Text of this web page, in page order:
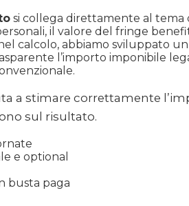
si collega direttamente al tema
il valore del fringe
calcolo, abbiamo sviluppato un
l’importo imponibile
a stimare correttamente
sul risultato.
e optional
busta paga